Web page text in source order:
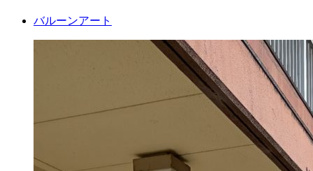
バルーンアート